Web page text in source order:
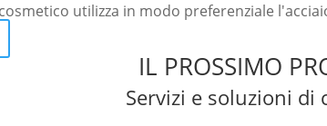
utilizza in modo preferenziale
IL PROSSIMO
Servizi e soluzioni di